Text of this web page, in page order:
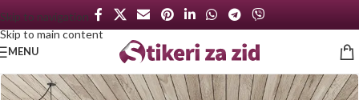
Skip to navigation
Skip to main content
MENU